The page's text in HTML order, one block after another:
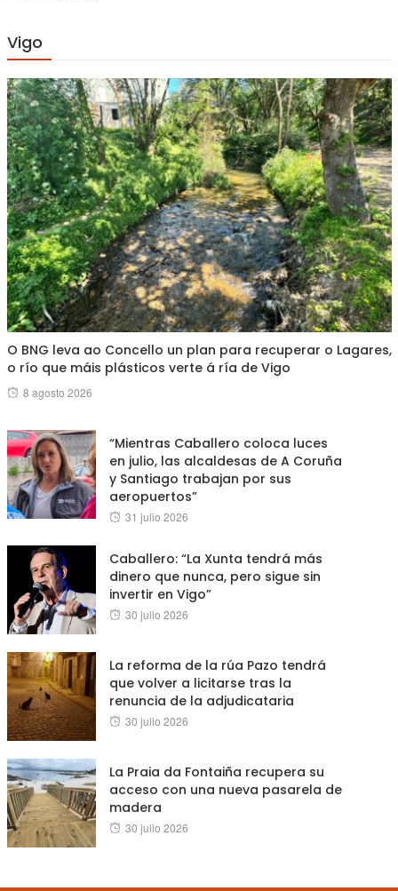
Vigo
O BNG leva ao Concello un plan para recuperar o Lagares,
o río que máis plásticos verte á ría de Vigo
Posted
8 agosto 2026
“Mientras Caballero coloca luces
en julio, las alcaldesas de A Coruña
y Santiago trabajan por sus
aeropuertos”
Posted
31 julio 2026
Caballero: “La Xunta tendrá más
dinero que nunca, pero sigue sin
invertir en Vigo”
Posted
30 julio 2026
La reforma de la rúa Pazo tendrá
que volver a licitarse tras la
renuncia de la adjudicataria
Posted
30 julio 2026
La Praia da Fontaiña recupera su
acceso con una nueva pasarela de
madera
Posted
30 julio 2026